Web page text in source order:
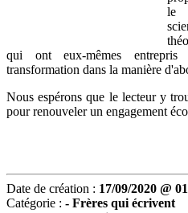
le
qui ont eux-mêmes
transformation dans la manière
Nous espérons que le lecteur y
pour renouveler un engagement
Date de création : 17/09/2020 @
Catégorie : - Frères qui écrivent